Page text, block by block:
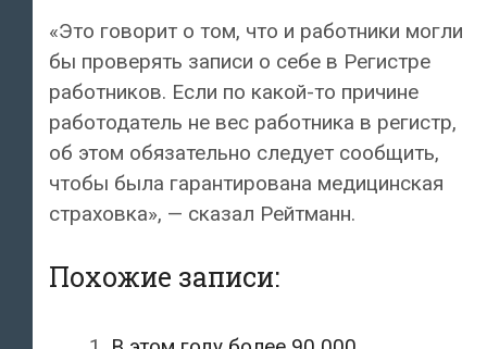
«Это говорит о том, что и работники могли
бы проверять записи о себе в Регистре
работников. Если по какой-то причине
работодатель не вес работника в регистр,
об этом обязательно следует сообщить,
чтобы была гарантирована медицинская
страховка», — сказал Рейтманн.
Похожие записи: